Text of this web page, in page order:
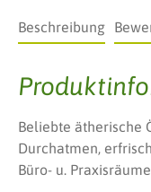
Beschreibung
Beliebte ätherische
Durchatmen,
Büro- u.